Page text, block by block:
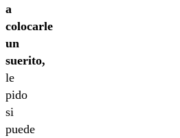
a
colocarle
un
suerito,
le
pido
si
puede